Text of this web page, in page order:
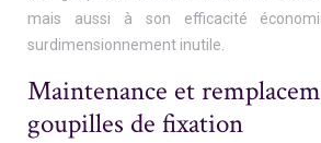
mais aussi à son efficacité
surdimensionnement inutile.
Maintenance et
goupilles de fixation